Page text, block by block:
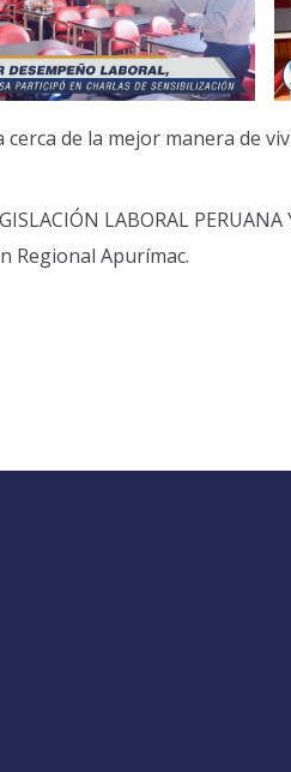
de la mejor manera de
LABORAL PERUANA Y
Regional Apurímac.